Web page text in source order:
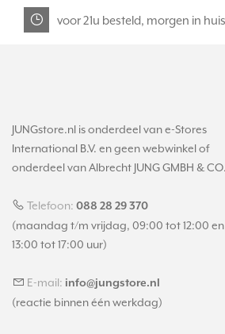
voor 21u besteld, morgen in
JUNGstore.nl is onderdeel van e-Stores
International B.V. en geen webwinkel of
onderdeel van Albrecht JUNG GMBH &
Telefoon: 088 28 29 370
(maandag t/m vrijdag, 09:00 tot 12:00 en
13:00 tot 17:00 uur)
E-mail: info@jungstore.nl
(reactie binnen één werkdag)